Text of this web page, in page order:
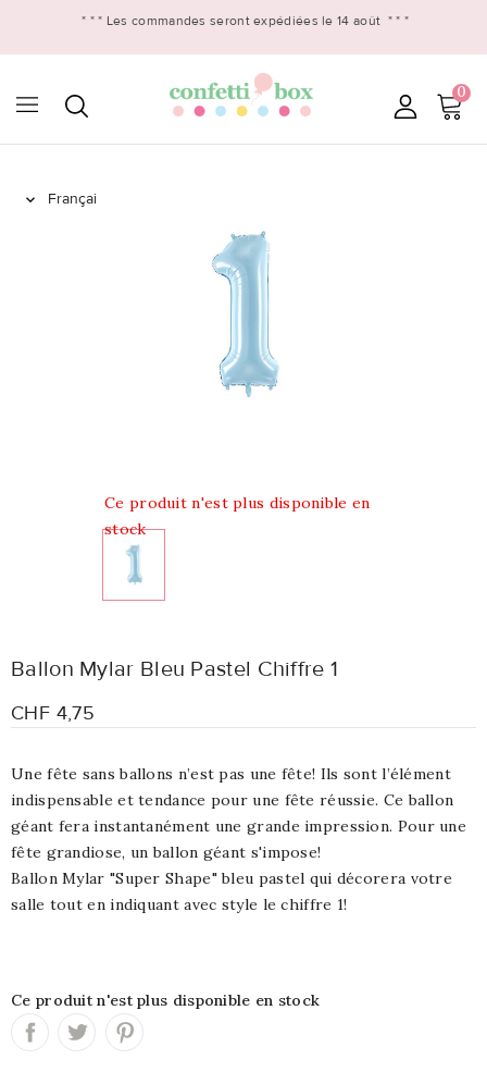
* * * Les commandes seront expédiées le 14 août * * *
0

Ce produit n'est plus disponible en
stock
Ballon Mylar Bleu Pastel Chiffre 1
CHF 4,75
Une fête sans ballons n’est pas une fête! Ils sont l’élément
indispensable et tendance pour une fête réussie. Ce ballon
géant fera instantanément une grande impression. Pour une
fête grandiose, un ballon géant s'impose!
Ballon Mylar "Super Shape" bleu pastel qui décorera votre
salle tout en indiquant avec style le chiffre 1!
Ce produit n'est plus disponible en stock